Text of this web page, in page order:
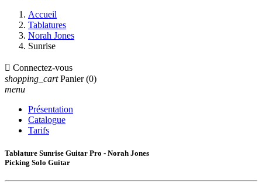
Accueil
Tablatures
Norah Jones
Sunrise
 Connectez-vous
shopping_cart Panier (0)
menu
Présentation
Catalogue
Tarifs
Tablature Sunrise Guitar Pro - Norah Jones
Picking Solo Guitar